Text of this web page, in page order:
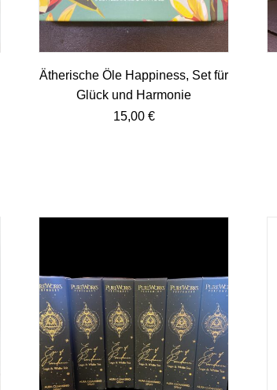
Ätherische Öle Happiness, Set für
Glück und Harmonie
15,00 €